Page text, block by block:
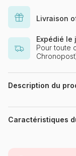
Livraison
Expédié le
Pour toute
Description du
HorG / Shutterstock
Caractéristiques